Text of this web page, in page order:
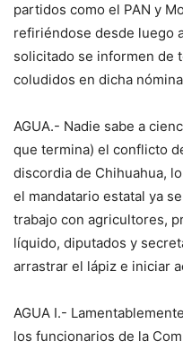
partidos como el PAN y
refiriéndose desde luego
solicitado se informen de
coludidos en dicha
AGUA.- Nadie sabe a
que termina) el conflicto
discordia de Chihuahua,
el mandatario estatal ya
trabajo con agricultores,
líquido, diputados y
arrastrar el lápiz e iniciar
AGUA I.-
los funcionarios de la